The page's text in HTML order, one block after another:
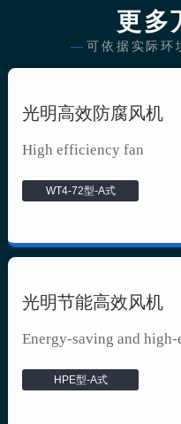
更多
— 可依据实际环
光明高效防腐风机
High efficiency fan
WT4-72型-A式
光明节能高效风机
Energy-saving and
HPE型-A式